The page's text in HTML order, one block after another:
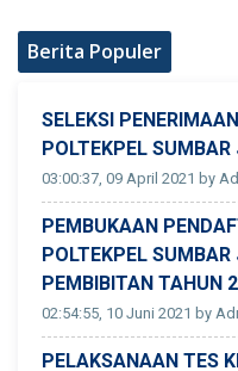
Berita Populer
SELEKSI
POLTEKPEL
03:00:37, 09 April 2021 by
PEMBUKAAN
POLTEKPEL
PEMBIBITAN TAHUN
02:54:55, 10 Juni 2021 by
PELAKSANAAN TES